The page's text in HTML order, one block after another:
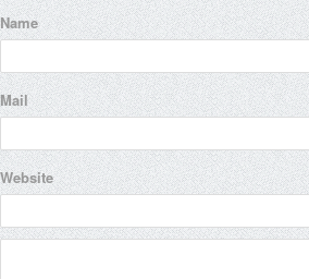
Name
Mail
Website